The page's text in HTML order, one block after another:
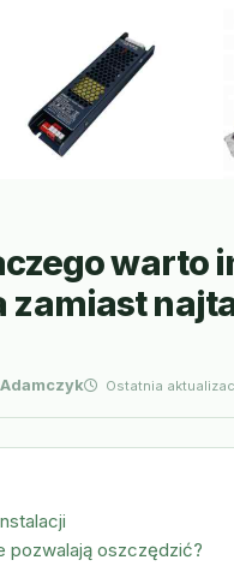
warto
zamiast
Ostatnia
pozwalają oszczędzić?